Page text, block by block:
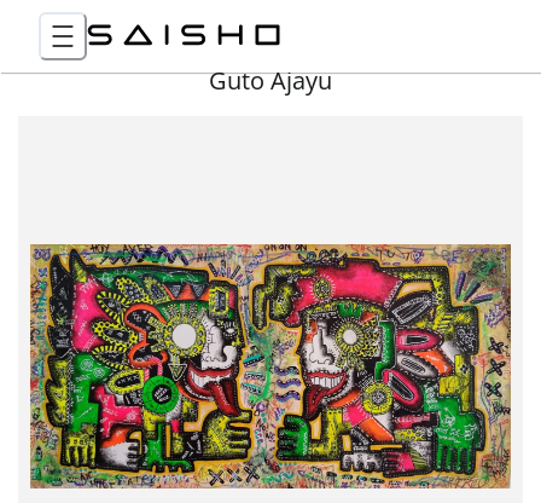
Guto Ajayu